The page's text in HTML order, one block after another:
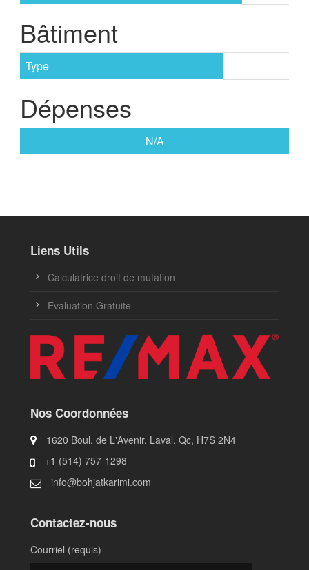
Bâtiment
Type
Dépenses
N/A
Liens Utils
Calculatrice droit de mutation
Evaluation Gratuite
Nos Coordonnées
1620 Boul. de L'Avenir, Laval, Qc, H7S 2N4
+1 (514) 757-1298
info@bohjatkarimi.com
Contactez-nous
Courriel (requis)